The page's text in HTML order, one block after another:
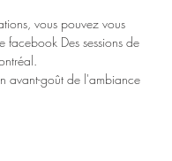
vous pouvez vous
facebook Des sessions de
.
avant-goût de l'ambiance